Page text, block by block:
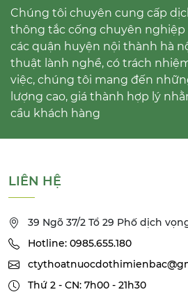
Chúng tôi chuyên cung cấp
thông tắc cống chuyên nghiệp
các quận huyện nội thành hà
thuật lành nghề, có trách
việc, chúng tôi mang đến
lượng cao, giá thành hợp lý
cầu khách hàng
LIÊN HỆ
39 Ngõ 37/2 Tổ 29 Phố dịch
Hotline: 0985.655.180
Thứ 2 - CN: 7h00 - 21h30